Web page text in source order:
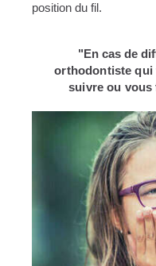
position du fil.
"En cas de
orthodontistequi
suivreou vous